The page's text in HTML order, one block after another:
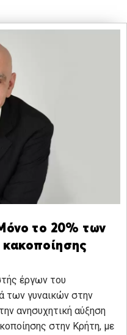
το 20% των
έργων του
των γυναικών στην
ανησυχητική αύξηση
στην Κρήτη, με